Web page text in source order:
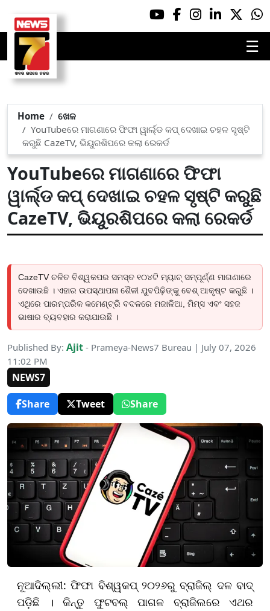
☰
Home
ଖେଳ
YouTubeରେ ମାଗଣାରେ ଫିଫା ୱାର୍ଲ୍ଡ କପ୍ ଦେଖାଇ ଚହଳ ସୃଷ୍ଟି
କରୁଛି CazeTV, ଭିୟୁରଶିପରେ କଲା ରେକର୍ଡ
YouTubeରେ ମାଗଣାରେ ଫିଫା
ୱାର୍ଲ୍ଡ କପ୍ ଦେଖାଇ ଚହଳ ସୃଷ୍ଟି କରୁଛି
CazeTV, ଭିୟୁରଶିପରେ କଲା ରେକର୍ଡ
CazeTV ଚଳିତ ବିଶ୍ୱକପର ସମସ୍ତ ୧୦୪ଟି ମ୍ୟାଚ୍ ସମ୍ପୂର୍ଣ୍ଣ ମାଗଣାରେ
ଦେଖାଉଛି । ଏହାର ଉପସ୍ଥାପନା ଶୈଳୀ ଯୁବପିଢ଼ିଙ୍କୁ ବେଶ୍ ଆକୃଷ୍ଟ କରୁଛି ।
ଏଥିରେ ପାରମ୍ପରିକ କମେଣ୍ଟ୍ରି ବଦଳରେ ମଜାଳିଆ, ମିମ୍ସ ଏବଂ ସହଜ
ଭାଷାର ବ୍ୟବହାର କରାଯାଉଛି ।
Published By: Ajit - Prameya-News7 Bureau | July 07, 2026
11:02 PM
NEWS7
Share
Tweet Share
ନୂଆଦିଲ୍ଲୀ: ଫିଫା ବିଶ୍ୱକପ୍ ୨୦୨୬ରୁ ବ୍ରାଜିଲ୍ ଦଳ ବାଦ୍
ପଡ଼ିଛି । କିନ୍ତୁ ଫୁଟବଲ୍‌ ପାଗଳ ବ୍ରାଜିଲରେ ଏଥର